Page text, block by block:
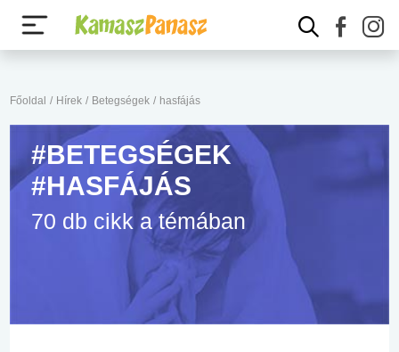
Főoldal / Hírek / Betegségek / hasfájás
#BETEGSÉGEK
#HASFÁJÁS
70 db cikk a témában